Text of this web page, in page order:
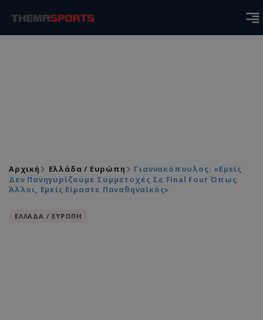
Αρχική Ελλάδα / Ευρώπη
Γιαννακόπουλος: «Εμείς
Δεν Πανηγυρίζουμε Συμμετοχές Σε Final Four Όπως
Άλλοι, Εμείς Είμαστε Παναθηναϊκός»
ΕΛΛΑΔΑ / ΕΥΡΩΠΗ